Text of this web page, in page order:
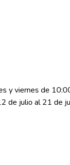
y viernes de
de julio al 21 de